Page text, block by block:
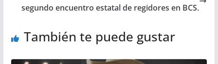
segundo encuentro estatal de regidores en BCS.
También te puede gustar